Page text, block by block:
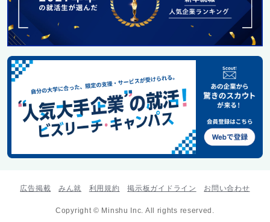
広告掲載 みん就 利用規約 掲示板ガイドライン お問い合わせ
Copyright © Minshu Inc. All rights reserved.